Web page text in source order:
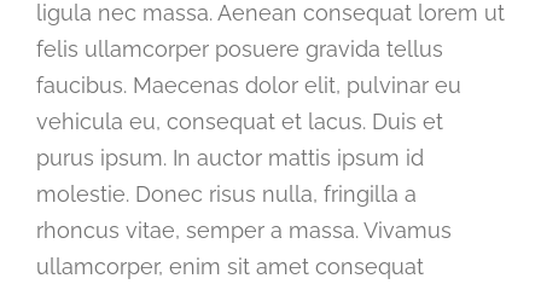
ligula nec massa. Aenean consequat lorem ut
felis ullamcorper posuere gravida tellus
faucibus. Maecenas dolor elit, pulvinar eu
vehicula eu, consequat et lacus. Duis et
purus ipsum. In auctor mattis ipsum id
molestie. Donec risus nulla, fringilla a
rhoncus vitae, semper a massa. Vivamus
ullamcorper, enim sit amet consequat